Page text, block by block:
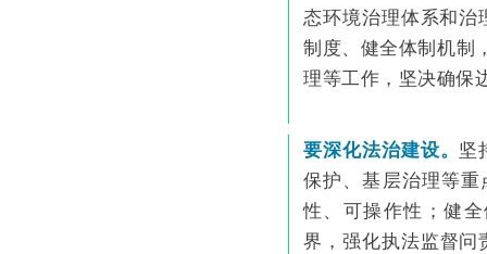
态环境治理体系和
制度、健全体制机制
理等工作，坚决确保
要深化法治建设。 坚
保护、基层治理等重
性、可操作性；健
界，强化执法监督问